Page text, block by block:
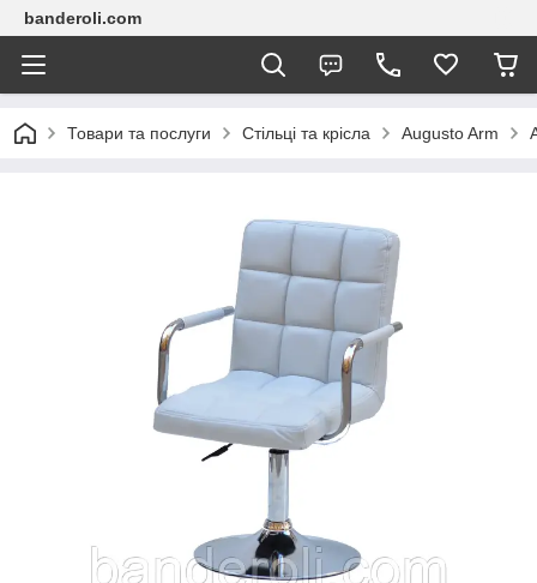
banderoli.com
Товари та послуги Стільці та крісла Augusto Arm